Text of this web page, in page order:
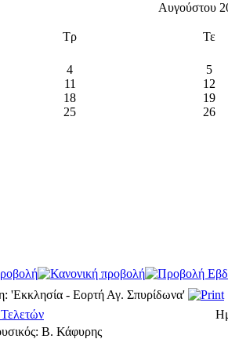
Αυγούστου
Τρ Τε
4 5
11 12
18 19
25 26
'Εκκλησία - Εορτή Αγ. Σπυρίδωνα'
Β. Κάφυρης